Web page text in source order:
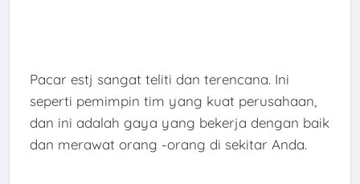
Pacar estj sangat teliti dan terencana. Ini
seperti pemimpin tim yang kuat perusahaan,
dan ini adalah gaya yang bekerja dengan baik
dan merawat orang -orang di sekitar Anda.